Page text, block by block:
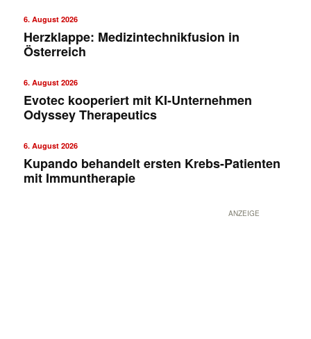
6. August 2026
Herzklappe: Medizintechnikfusion in
Österreich
6. August 2026
Evotec kooperiert mit KI-Unternehmen
Odyssey Therapeutics
6. August 2026
Kupando behandelt ersten Krebs-Patienten
mit Immuntherapie
ANZEIGE